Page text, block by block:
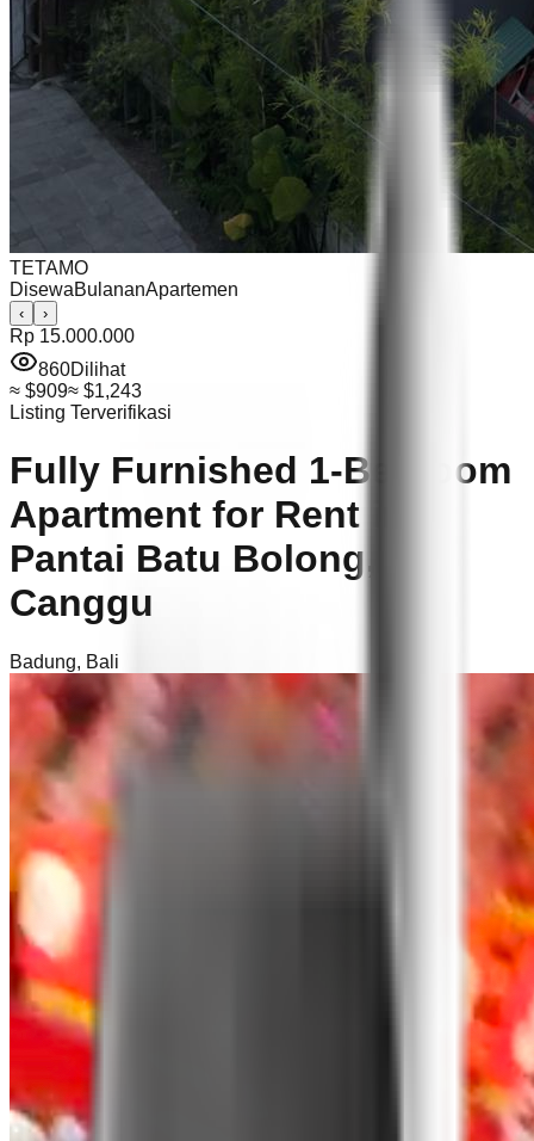
TETAMO
DisewaBulananApartemen
‹ ›
Rp 15.000.000
860Dilihat
≈ $909≈ $1,243
Listing Terverifikasi
Fully Furnished 1-Bedroom
Apartment for Rent in
Pantai Batu Bolong,
Canggu
Badung, Bali